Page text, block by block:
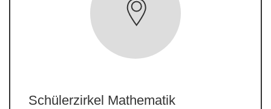
Schülerzirkel Mathematik